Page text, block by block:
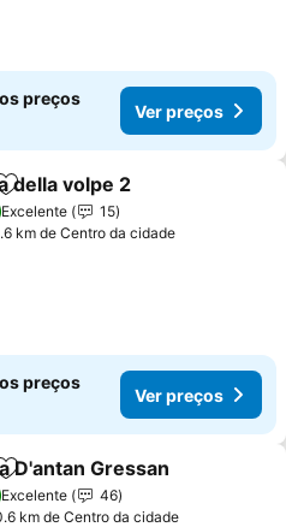
preços
Ver preços
Adicionar aos favoritos
della volpe 2
Excelente
15
km de Centro da cidade
preços
Ver preços
Adicionar aos favoritos
D'antan Gressan
Excelente
46
km de Centro da cidade